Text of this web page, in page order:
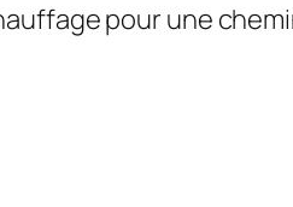
pour une